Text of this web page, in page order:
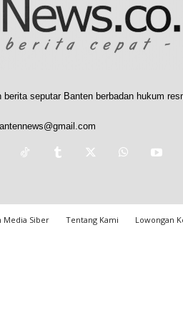
seputar Banten berbadan hukum
Media Siber Tentang Kami Lowongan